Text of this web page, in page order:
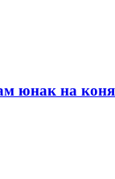
юнак на